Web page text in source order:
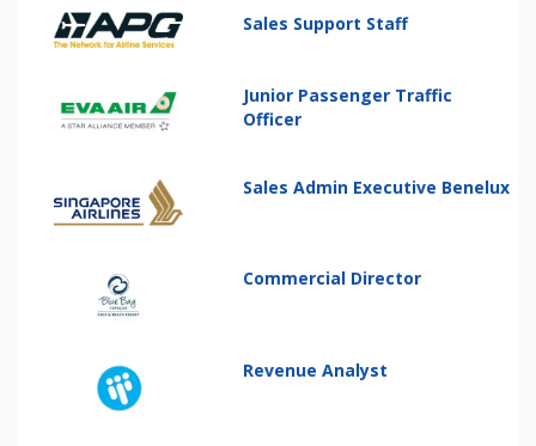
Sales Support Staff
Junior Passenger Traffic
Officer
Sales Admin Executive Benelux
Commercial Director
Revenue Analyst